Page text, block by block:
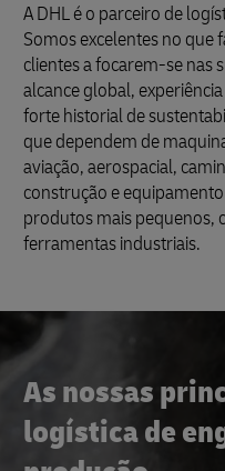
A DHL é o parceiro de
Somos excelentes no que
clientes a focarem-se nas
alcance global,
forte historial de
que dependem de
aviação, aerospacial,
construção e
produtos mais pequenos,
ferramentas industriais.
As nossas
logística de